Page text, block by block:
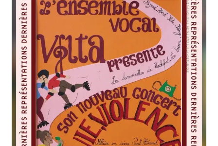
FORMATIONS
ATELIERS
RENCONTRES
ACCOMPAGNEMENT